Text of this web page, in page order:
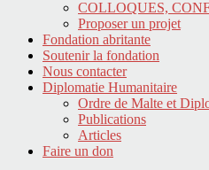
COLLOQUES,
Proposer un projet
Fondation abritante
Soutenir la fondation
Nous contacter
Diplomatie Humanitaire
Ordre de Malte et
Publications
Articles
Faire un don